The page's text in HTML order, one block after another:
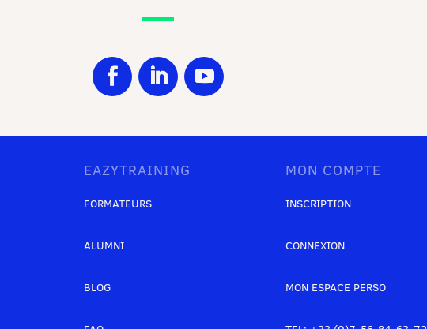
EAZYTRAINING
FORMATEURS
ALUMNI
BLOG
MON COMPTE
INSCRIPTION
CONNEXION
MON ESPACE PERSO